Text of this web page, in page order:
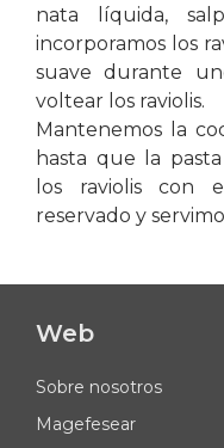
nata líquida,
incorporamos los
suave durante
voltear los raviolis.
Mantenemos la
hasta que la
los raviolis con
reservado y
Web
Sobre nosotros
Magefesear